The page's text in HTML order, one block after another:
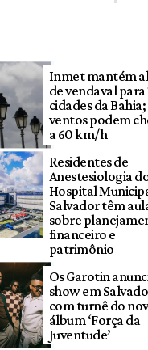
Inmet mantém
de vendaval para
cidades da Bahia;
ventos podem
a 60 km/h
Residentes de
Anestesiologia
Hospital
Salvador têm
sobre
financeiro e
patrimônio
Os Garotin
show em
com turnê do
álbum ‘Força da
Juventude’